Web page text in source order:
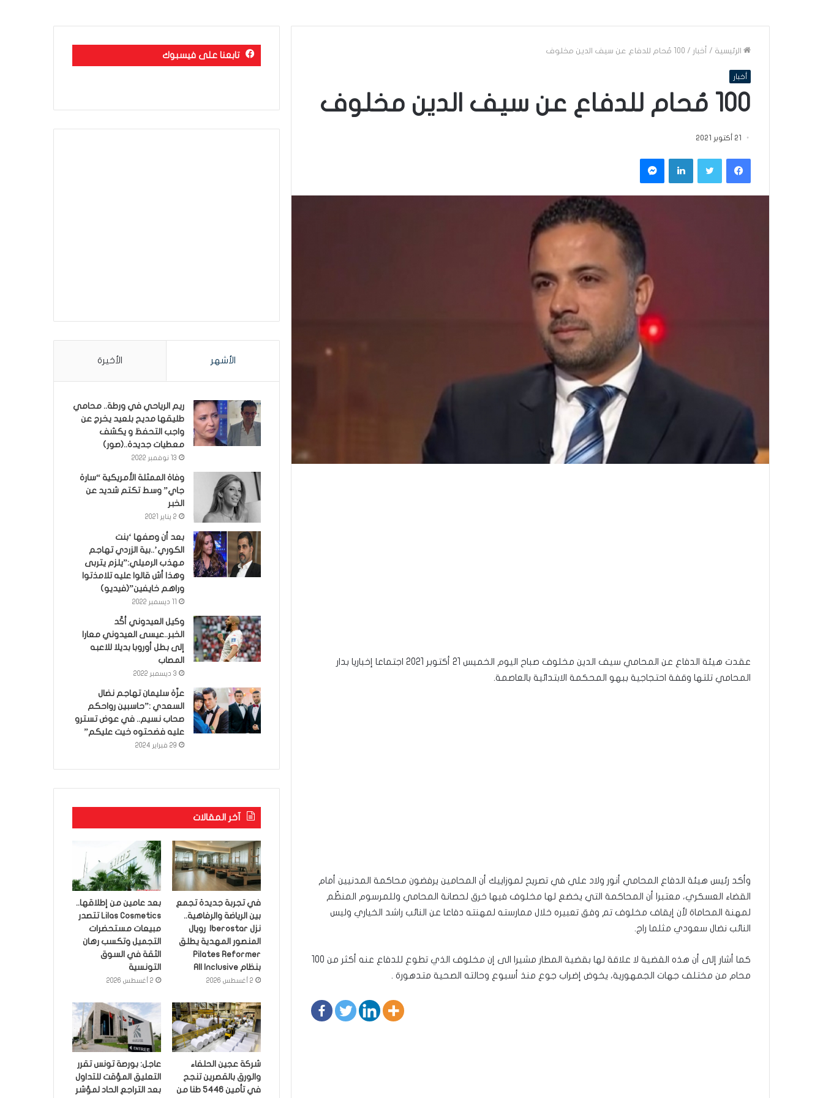
الرئيسية / أخبار / 100 مُحام للدفاع عن سيف الدين مخلوف
أخبار
100 مُحام للدفاع عن سيف الدين مخلوف
21 أكتوبر 2021
فيسبوكتويتر لينكدإن ماسنجر
عقدت هيئة الدفاع عن المحامي سيف الدين مخلوف صباح اليوم الخميس 21 أكتوبر 2021 اجتماعا إخباريا بدار
المحامي تلتها وقفة احتجاجية ببهو المحكمة الابتدائية بالعاصمة.
وأكد رئيس هيئة الدفاع المحامي أنور ولاد علي في تصريح لموزاييك أن المحامين يرفضون محاكمة المدنيين أمام
القضاء العسكري، معتبرا أن المحاكمة التي يخضع لها مخلوف فيها خرق لحصانة المحامي وللمرسوم المنظّم
لمهنة المحاماة لأن إيقاف مخلوف تم وفق تعبيره خلال ممارسته لمهنته دفاعا عن النائب راشد الخياري وليس
النائب نضال سعودي مثلما راج.
كما أشار إلى أن هذه القضية لا علاقة لها بقضية المطار مشيرا الى إن مخلوف الذي تطوع للدفاع عنه أكثر من 100
محام من مختلف جهات الجمهورية، يخوض إضراب جوع منذ أسبوع وحالته الصحية متدهورة .
تابعنا على فيسبوك
الأشهر الأخيرة
ريم الرياحي في ورطة.. محامي
طليقها مديح بلعيد يخرج عن
واجب التحفظ و يكشف
معطيات جديدة..(صور)
13 نوفمبر 2022
وفاة الممثلة الأمريكية “سارة
جاي” وسط تكتم شديد عن
الخبر
2 يناير 2021
بعد أن وصفها ‘بنت
الكوري’..بية الزردي تهاجم
مهذب الرميلي:”يلزم يتربى
وهذا أش قالوا عليه تلامذتوا
وراهم خايفين”(فيديو)
وكيل العيدوني أكّد
الخبر..عيسى العيدوني معارا
إلى بطل أوروبا بديلا للاعبه
المصاب
3 ديسمبر 2022
عزّة سليمان تهاجم نضال
السعدي :”حاسبين رواحكم
صحاب نسيم.. في عوض تسترو
عليه فضحتوه خيت عليكم”
29 فبراير 2024
آخر المقالات
في تجربة جديدة تجمع
بين الرياضة والرفاهية..
نزل Iberostar رويال
المنصور المهدية يطلق
Pilates Reformer
بنظام All Inclusive
2 أغسطس 2026
بعد عامين من إطلاقها..
Lilas Cosmetics تتصدر
مبيعات مستحضرات
التجميل وتكسب رهان
الثقة في السوق
التونسية
2 أغسطس 2026
شركة عجين الحلفاء
والورق بالقصرين تنجح
في تأمين 5446 طنا من
عاجل: بورصة تونس تقرر
التعليق المؤقت للتداول
بعد التراجع الحاد لمؤشر